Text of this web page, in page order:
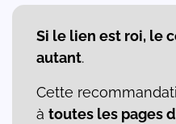
Si le lien est roi, le
autant.
Cette
à toutes les pages